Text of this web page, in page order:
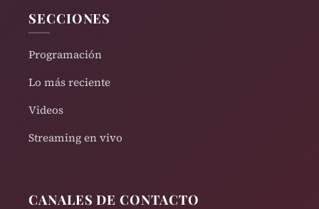
SECCIONES
Programación
Lo más reciente
Videos
Streaming en vivo
CANALES DE CONTACTO